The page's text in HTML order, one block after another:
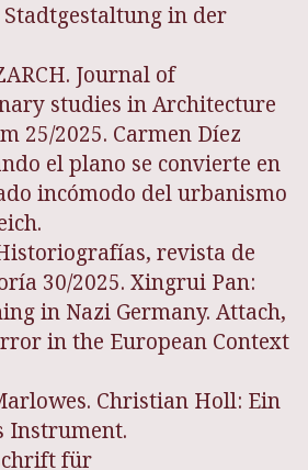
in der
Journal of
studies in Architecture
25/2025. Carmen Díez
el plano se convierte en
incómodo del urbanismo
revista de
30/2025. Xingrui Pan:
in Nazi Germany. Attach,
in the European Context
Christian Holl: Ein
Instrument.
für